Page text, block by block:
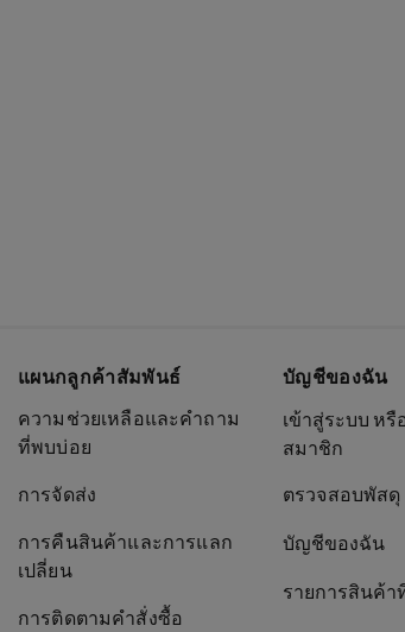
แผนกลูกค้าสัมพันธ์
ความช่วยเหลือและคำถาม
ที่พบบ่อย
การจัดส่ง
การคืนสินค้าและการแลก
เปลี่ยน
การติดตามคำสั่งซื้อ
บัญชีของฉัน
เข้าสู่ระบบ หรื
สมาชิก
ตรวจสอบพัสดุ
บัญชีของฉัน
รายการสินค้า